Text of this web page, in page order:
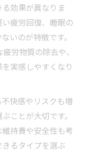
効果が異なりま
い疲労回復、睡眠の
いのが特徴です。
労物質の除去や、
実感しやすくなり
快感やリスクも増
ことが大切です。
持費や安全性も考
るタイプを選ぶ